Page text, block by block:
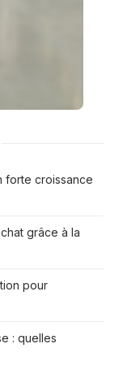
forte croissance
grâce à la
pour
: quelles